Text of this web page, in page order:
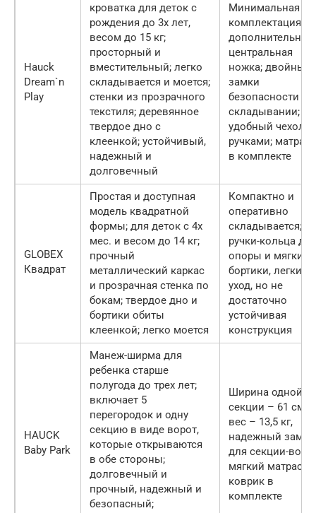
Hauck
Dream`n
Play
кроватка для деток с
рождения до 3х лет,
весом до 15 кг;
просторный и
вместительный; легко
складывается и моется;
стенки из прозрачного
текстиля; деревянное
твердое дно с
клеенкой; устойчивый,
надежный и
долговечный
Минимальная
комплектация;
дополнительная
центральная
ножка; двойные
замки
безопасности
складывании;
удобный чехол с
ручками;
в комплекте
GLOBEX
Квадрат
Простая и доступная
модель квадратной
формы; для деток с 4х
мес. и весом до 14 кг;
прочный
металлический каркас
и прозрачная стенка по
бокам; твердое дно и
бортики обиты
клеенкой; легко моется
Компактно и
оперативно
складывается;
ручки-кольца для
опоры и мягкие
бортики, легкий
уход, но не
достаточно
устойчивая
конструкция
HAUCK
Baby Park
Манеж-ширма для
ребенка старше
полугода до трех лет;
включает 5
перегородок и одну
секцию в виде ворот,
которые открываются
в обе стороны;
долговечный и
прочный, надежный и
безопасный;
Ширина одной
секции – 61 см;
вес – 13,5 кг,
надежный замок
для секции-
мягкий
коврик в
комплекте